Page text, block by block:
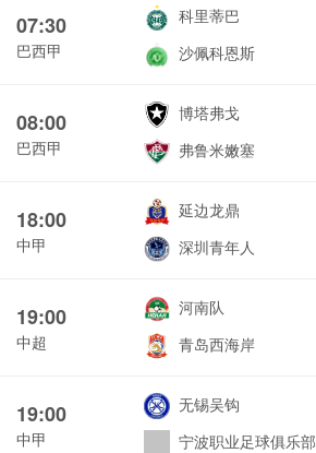
07:30
巴西甲
科里蒂巴
沙佩科恩斯
08:00
巴西甲
博塔弗戈
弗鲁米嫩塞
18:00
中甲
延边龙鼎
深圳青年人
19:00
中超
河南队
青岛西海岸
19:00
中甲
无锡吴钩
宁波职业足球俱乐部